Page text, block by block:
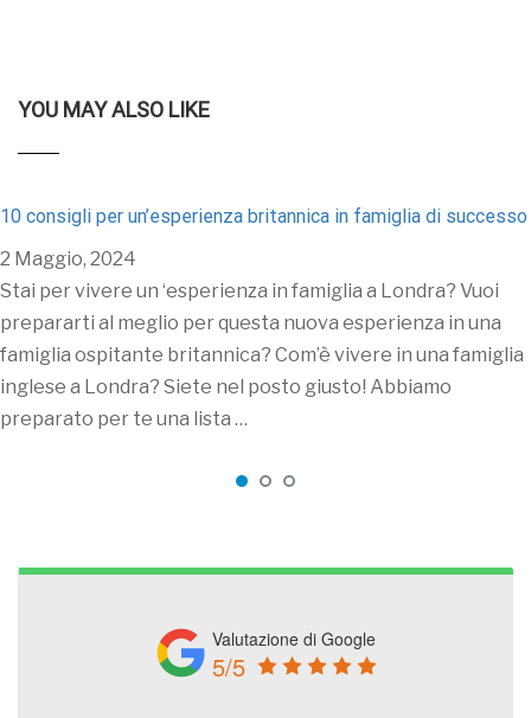
YOU MAY ALSO LIKE
10 consigli per un’esperienza britannica in famiglia di successo
2 Maggio, 2024
Stai per vivere un ‘esperienza in famiglia a Londra? Vuoi
prepararti al meglio per questa nuova esperienza in una
famiglia ospitante britannica? Com’è vivere in una famiglia
inglese a Londra? Siete nel posto giusto! Abbiamo
preparato per te una lista …
Valutazione di Google
5/5